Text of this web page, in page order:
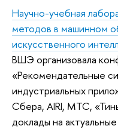
Научно-учебная
методов в машинном
искусственного
ВШЭ организовала
«Рекомендательные
индустриальных
Сбера, AIRI, МТС,
доклады на